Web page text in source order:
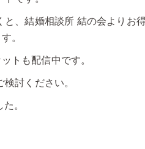
、結婚相談所 結の会よりお
。
トも配信中です。
討ください。
。